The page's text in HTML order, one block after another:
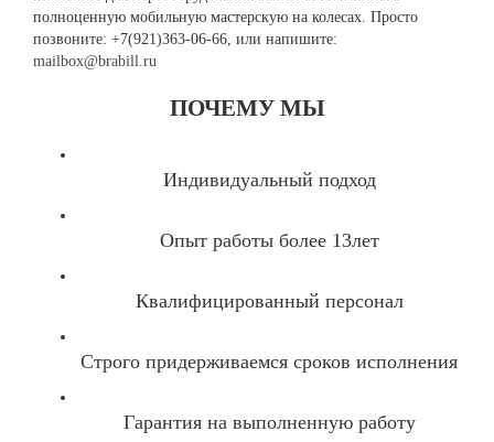
полноценную мобильную мастерскую на колесах. Просто
позвоните: +7(921)363-06-66, или напишите:
mailbox@brabill.ru
ПОЧЕМУ МЫ
Индивидуальный подход
Опыт работы более 13лет
Квалифицированный персонал
Строго придерживаемся сроков исполнения
Гарантия на выполненную работу